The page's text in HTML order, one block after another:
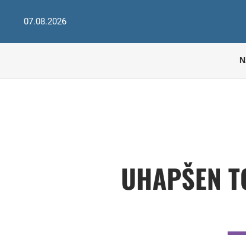
07.08.2026
UHAPŠEN